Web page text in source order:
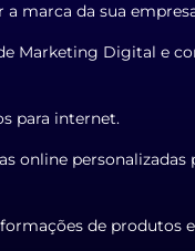
marca da sua
Marketing Digital e
para internet.
online personalizadas
de produtos